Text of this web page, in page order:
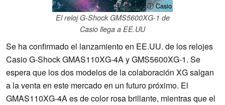
ⓘ Casio
El reloj G-Shock GMS5600XG-1 de
Casio llega a EE.UU
Se ha confirmado el lanzamiento en EE.UU. de los relojes
Casio G-Shock GMAS110XG-4A y GMS5600XG-1. Se
espera que los dos modelos de la colaboración XG salgan
a la venta en este mercado en un futuro próximo. El
GMAS110XG-4A es de color rosa brillante, mientras que el